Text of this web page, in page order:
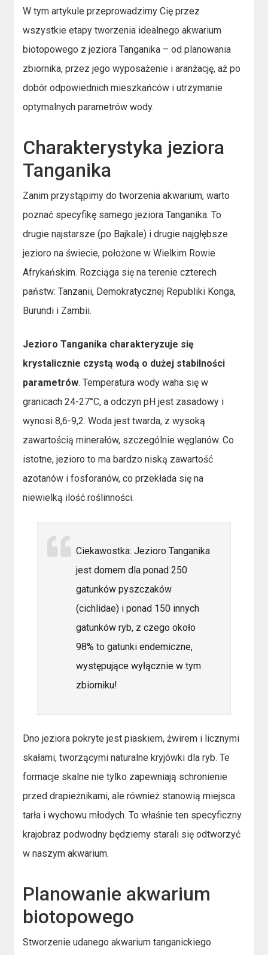
W tym artykule przeprowadzimy Cię przez
wszystkie etapy tworzenia idealnego akwarium
biotopowego z jeziora Tanganika – od planowania
zbiornika, przez jego wyposażenie i aranżację, aż po
dobór odpowiednich mieszkańców i utrzymanie
optymalnych parametrów wody.
Charakterystyka jeziora
Tanganika
Zanim przystąpimy do tworzenia akwarium, warto
poznać specyfikę samego jeziora Tanganika. To
drugie najstarsze (po Bajkale) i drugie najgłębsze
jezioro na świecie, położone w Wielkim Rowie
Afrykańskim. Rozciąga się na terenie czterech
państw: Tanzanii, Demokratycznej Republiki Konga,
Burundi i Zambii.
Jezioro Tanganika charakteryzuje się
krystalicznie czystą wodą o dużej stabilności
parametrów. Temperatura wody waha się w
granicach 24-27°C, a odczyn pH jest zasadowy i
wynosi 8,6-9,2. Woda jest twarda, z wysoką
zawartością minerałów, szczególnie węglanów. Co
istotne, jezioro to ma bardzo niską zawartość
azotanów i fosforanów, co przekłada się na
niewielką ilość roślinności.
Ciekawostka: Jezioro Tanganika
jest domem dla ponad 250
gatunków pyszczaków
(cichlidae) i ponad 150 innych
gatunków ryb, z czego około
98% to gatunki endemiczne,
występujące wyłącznie w tym
zbiorniku!
Dno jeziora pokryte jest piaskiem, żwirem i licznymi
skałami, tworzącymi naturalne kryjówki dla ryb. Te
formacje skalne nie tylko zapewniają schronienie
przed drapieżnikami, ale również stanowią miejsca
tarła i wychowu młodych. To właśnie ten specyficzny
krajobraz podwodny będziemy starali się odtworzyć
w naszym akwarium.
Planowanie akwarium
biotopowego
Stworzenie udanego akwarium tanganickiego